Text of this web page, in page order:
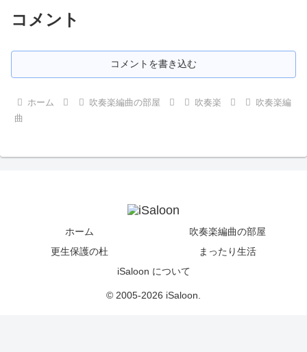
コメント
コメントを書き込む
ホーム 吹奏楽編曲の部屋 吹奏楽
吹奏楽編
曲
ホーム
吹奏楽編曲の部屋
更生保護の杜
まったり生活
iSaloon について
© 2005-2026 iSaloon.